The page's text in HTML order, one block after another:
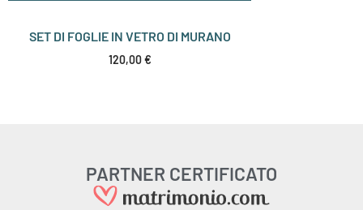
SET DI FOGLIE IN VETRO DI MURANO
120,00€
PARTNER CERTIFICATO